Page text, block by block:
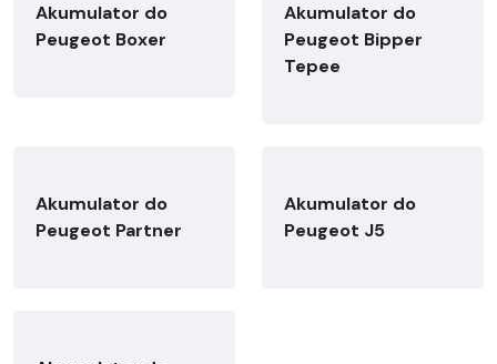
Akumulator do
Peugeot Boxer
Akumulator do
Peugeot Bipper
Tepee
Akumulator do
Peugeot Partner
Akumulator do
Peugeot J5